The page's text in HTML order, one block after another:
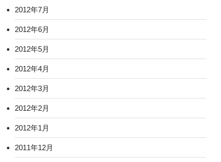
2012年7月
2012年6月
2012年5月
2012年4月
2012年3月
2012年2月
2012年1月
2011年12月